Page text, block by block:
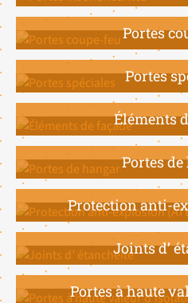
Portes
Portes
Éléments
Portes
Protection anti-
Joints d’
Portes à haute